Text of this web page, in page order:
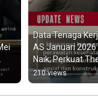
Data Tenaga
AS Januari 2026
Naik; Perkuat
Fed Pertahankan
Suku Bunga
210 views